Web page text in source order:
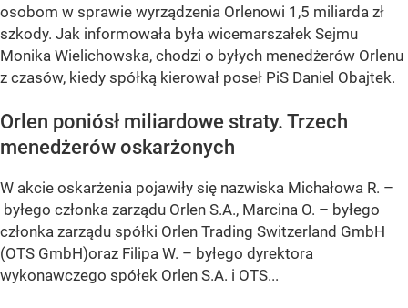
osobom w sprawie wyrządzenia Orlenowi 1,5 miliarda zł
szkody. Jak informowała była wicemarszałek Sejmu
Monika Wielichowska, chodzi o byłych menedżerów Orlenu
z czasów, kiedy spółką kierował poseł PiS Daniel Obajtek.
Orlen poniósł miliardowe straty. Trzech
menedżerów oskarżonych
W akcie oskarżenia pojawiły się nazwiska Michałowa R. –
byłego członka zarządu Orlen S.A., Marcina O. – byłego
członka zarządu spółki Orlen Trading Switzerland GmbH
(OTS GmbH)oraz Filipa W. – byłego dyrektora
wykonawczego spółek Orlen S.A. i OTS...